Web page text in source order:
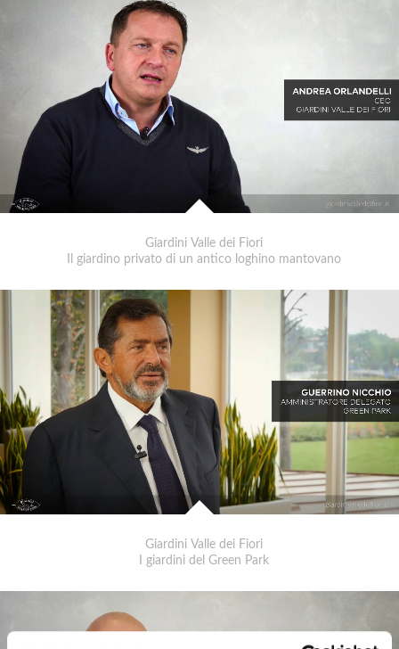
Giardini Valle dei Fiori
Il giardino privato di un antico loghino mantovano
Giardini Valle dei Fiori
I giardini del Green Park